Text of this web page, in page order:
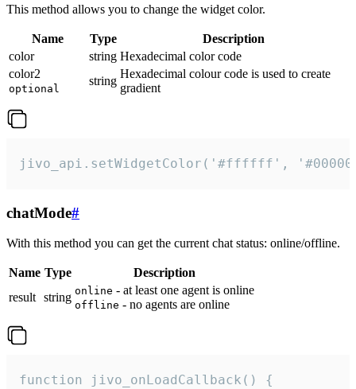
This method allows you to change the widget color.
Name Type
Description
color
string Hexadecimal color code
color2
optional
string
Hexadecimal colour code is used to create
gradient
jivo_api.setWidgetColor('#ffffff',
chatMode#
With this method you can get the current chat status: online/offline.
Name Type
Description
result string online - at least one agent is online
offline - no agents are online
function jivo_onLoadCallback() {